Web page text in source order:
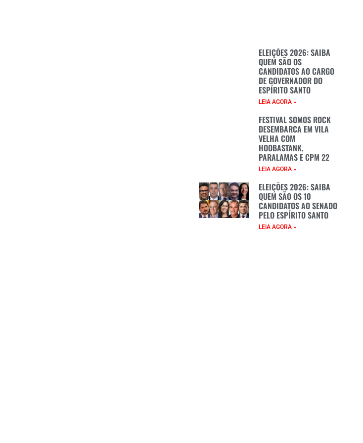
ELEIÇÕES 2026: SAIBA
QUEM SÃO OS
CANDIDATOS AO CARGO
DE GOVERNADOR DO
ESPÍRITO SANTO
LEIA AGORA »
FESTIVAL SOMOS ROCK
DESEMBARCA EM VILA
VELHA COM
HOOBASTANK,
PARALAMAS E CPM 22
LEIA AGORA »
ELEIÇÕES 2026: SAIBA
QUEM SÃO OS 10
CANDIDATOS AO SENADO
PELO ESPÍRITO SANTO
LEIA AGORA »